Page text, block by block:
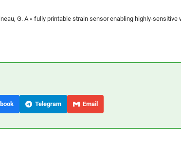
G. A « fully printable strain sensor enabling highly-
Telegram Email